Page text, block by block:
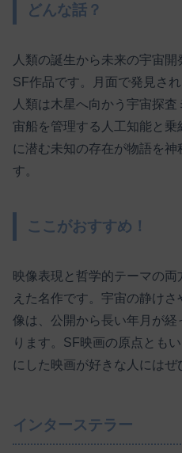
どんな話？
人類の誕生から未来の宇宙開
SF作品です。月面で発見さ
人類は木星へ向かう宇宙探
宙船を管理する人工知能と
に潜む未知の存在が物語を神
す。
ここがおすすめ！
映像表現と哲学的テーマの
えた名作です。宇宙の静け
像は、公開から長い年月が
ります。SF映画の原点とも
にした映画が好きな人にはぜ
インターステラー